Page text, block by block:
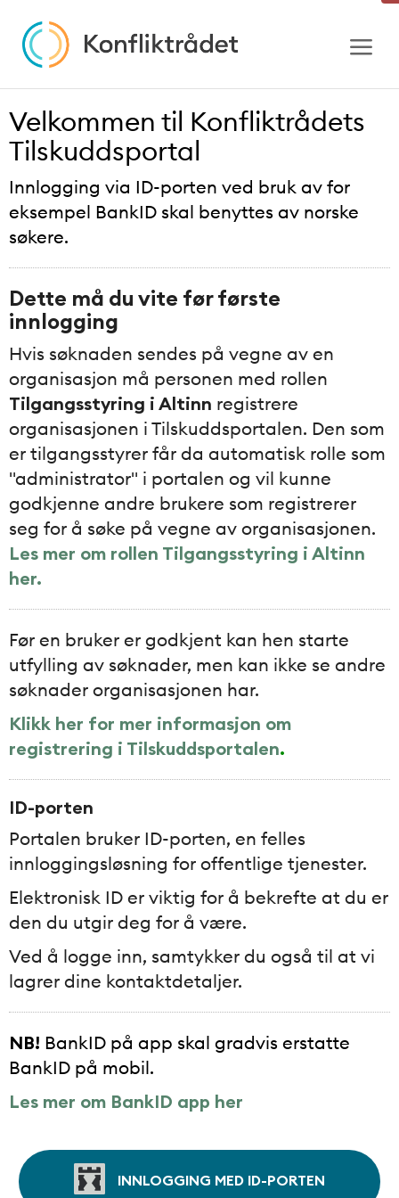
innhold
Velkommen til Konfliktrådets
Tilskuddsportal
Innlogging via ID-porten ved bruk av for
eksempel BankID skal benyttes av norske
søkere.
Dette må du vite før første
innlogging
Hvis søknaden sendes på vegne av en
organisasjon må personen med rollen
Tilgangsstyring i Altinn registrere
organisasjonen i Tilskuddsportalen. Den som
er tilgangsstyrer får da automatisk rolle som
"administrator" i portalen og vil kunne
godkjenne andre brukere som registrerer
seg for å søke på vegne av organisasjonen.
Les mer om rollen Tilgangsstyring i Altinn
her.
Før en bruker er godkjent kan hen starte
utfylling av søknader, men kan ikke se andre
søknader organisasjonen har.
Klikk her for mer informasjon om
registrering i Tilskuddsportalen.
ID-porten
Portalen bruker ID-porten, en felles
innloggingsløsning for offentlige tjenester.
Elektronisk ID er viktig for å bekrefte at du er
den du utgir deg for å være.
Ved å logge inn, samtykker du også til at vi
lagrer dine kontaktdetaljer.
NB! BankID på app skal gradvis erstatte
BankID på mobil.
Les mer om BankID app her
INNLOGGING MED ID-PORTEN